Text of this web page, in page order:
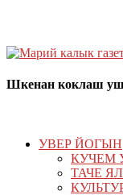
Шкенан коклаш
УВЕР ЙОГЫН
КУЧЕМ
ТАЧЕ